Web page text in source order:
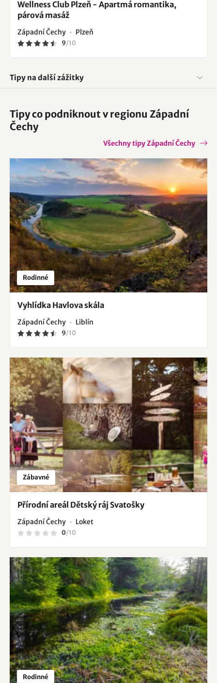
Wellness Club Plzeň - Apartmá romantika,
párová masáž
Západní Čechy Plzeň
9/10
Tipy na další zážitky
Tipy co podniknout v regionu Západní
Čechy
Všechny tipy Západní Čechy
Rodinné
Vyhlídka Havlova skála
Západní Čechy Liblín
9/10
Zábavné
Přírodní areál Dětský ráj Svatošky
Západní Čechy Loket
0/10
Rodinné